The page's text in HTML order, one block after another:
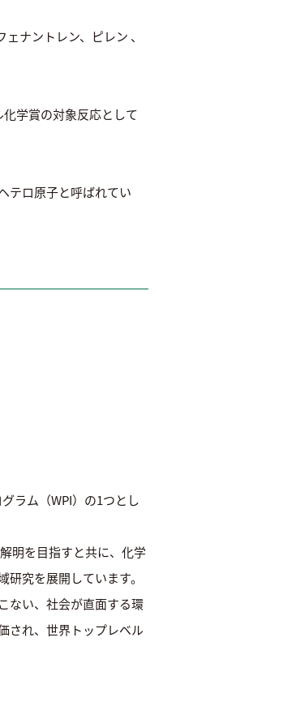
ナントレン、ピレン 、
学賞の対象反応として
テロ原子と呼ばれてい
ラム（WPI）の1つとし
明を目指すと共に、化学
究を展開しています。
ない、社会が直面する環
され、世界トップレベル